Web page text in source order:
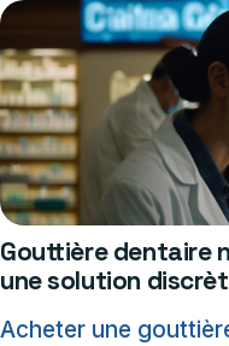
Gouttière dentaire
une solution
Acheter une